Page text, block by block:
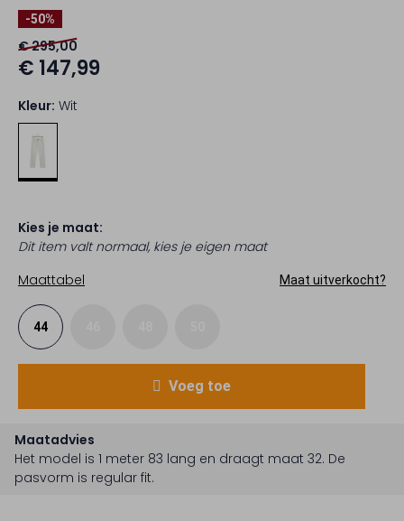
-50%
€ 295,00
€ 147,99
Kleur: Wit
Kies je maat:
Dit item valt normaal, kies je eigen maat
Maattabel
Maat uitverkocht?
44
Voeg toe
Maatadvies
Het model is 1 meter 83 lang en draagt maat 32. De
pasvorm is regular fit.